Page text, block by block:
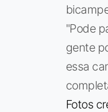
"Pode
gente
essa
Fotos